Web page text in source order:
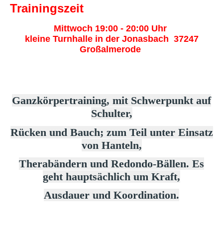
Trainingszeit
Mittwoch 19:00 - 20:00 Uhr
kleine Turnhalle in der Jonasbach 37247
Großalmerode
Ganzkörpertraining, mit Schwerpunkt auf
Schulter,
Rücken und Bauch; zum Teil unter Einsatz
von Hanteln,
Therabändern und Redondo-Bällen. Es
geht hauptsächlich um Kraft,
Ausdauer und Koordination.